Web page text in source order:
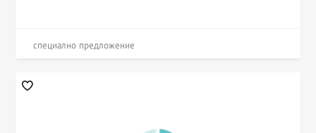
специално предложение